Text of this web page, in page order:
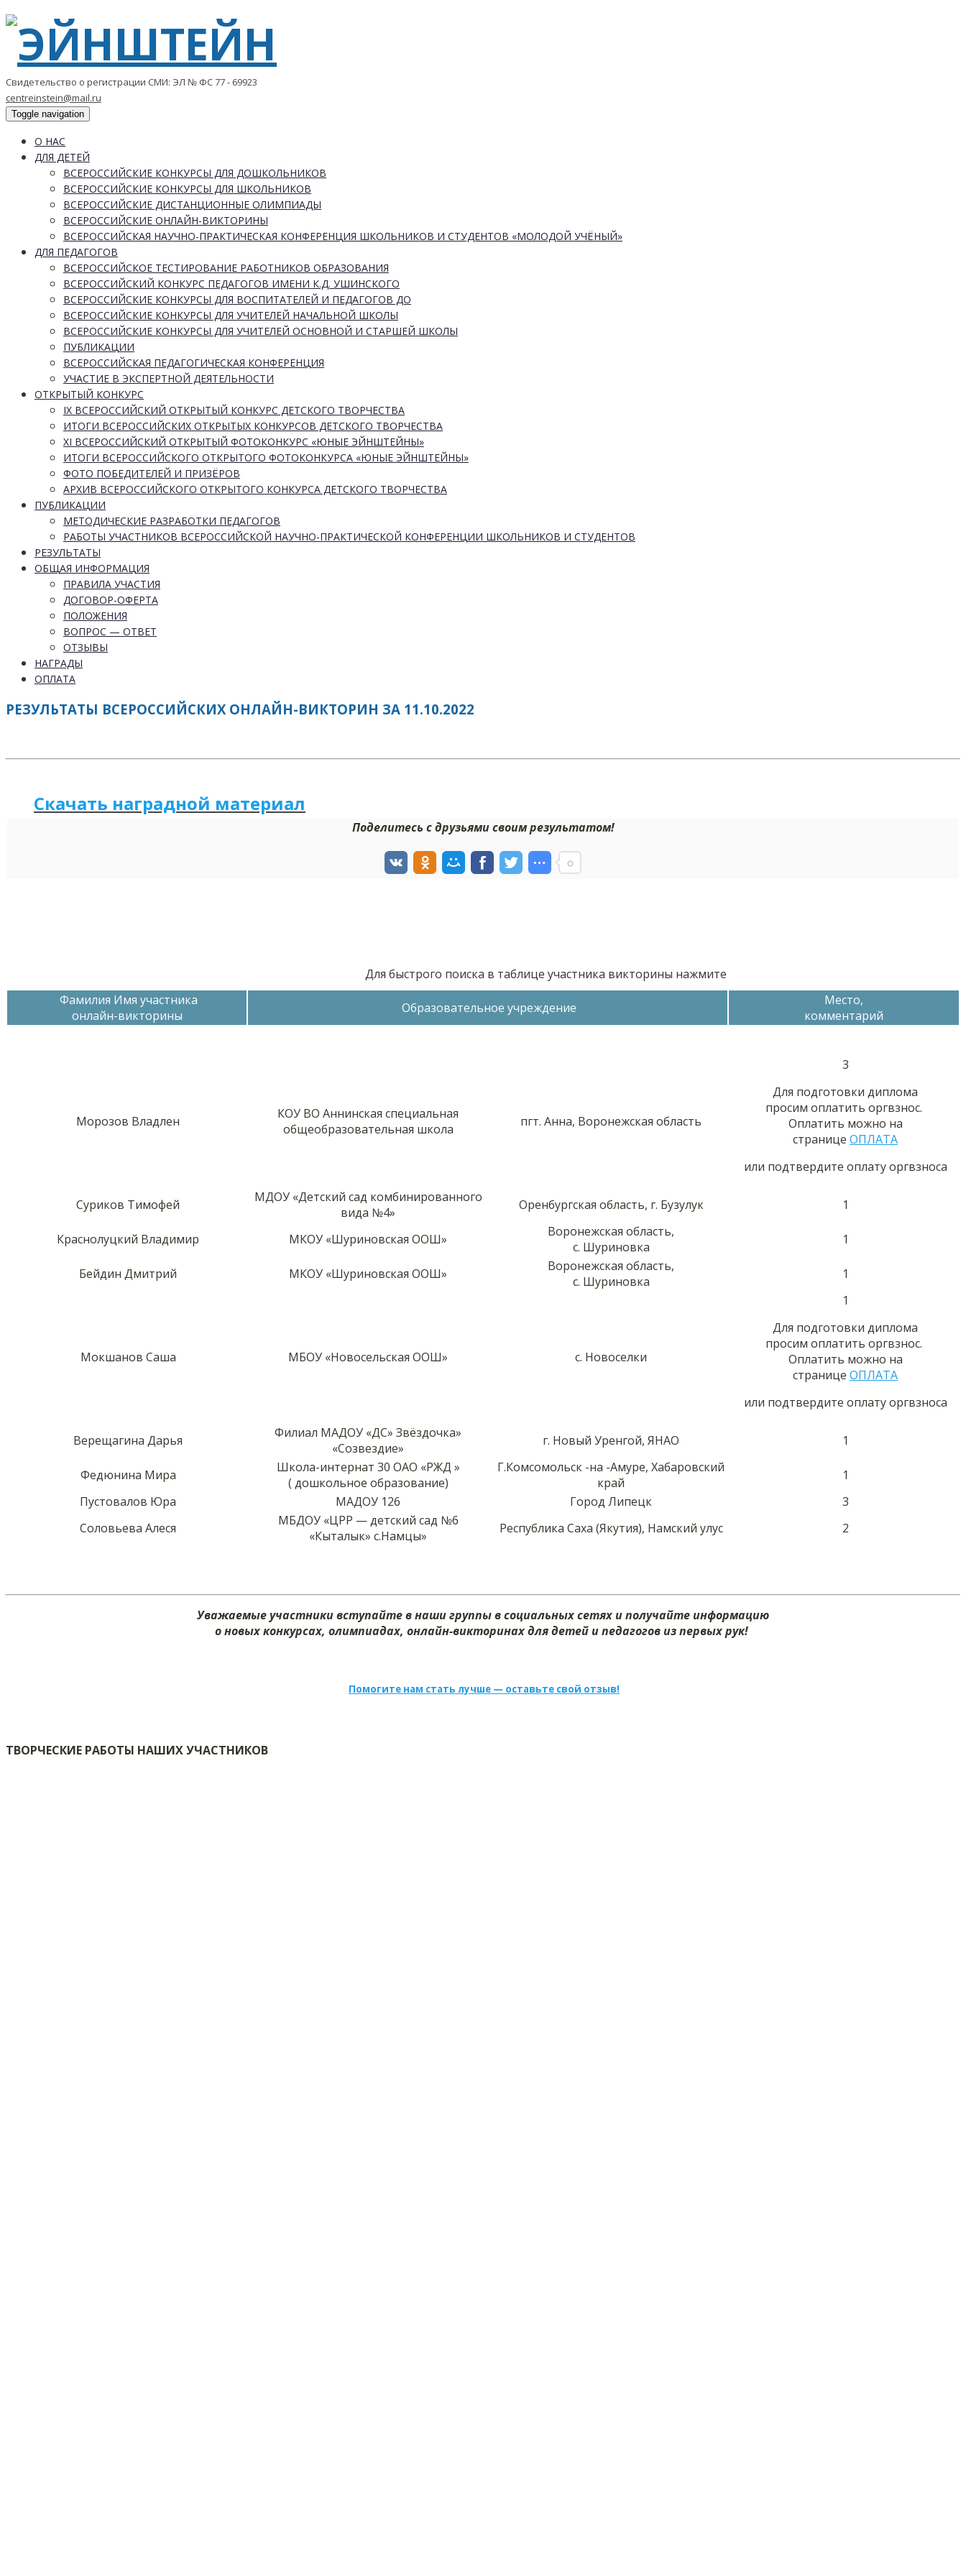
Свидетельство о регистрации СМИ: ЭЛ № ФС 77 - 69923
centreinstein@mail.ru
Toggle navigation
О НАС
ДЛЯ ДЕТЕЙ
ВСЕРОССИЙСКИЕ КОНКУРСЫ ДЛЯ ДОШКОЛЬНИКОВ
ВСЕРОССИЙСКИЕ КОНКУРСЫ ДЛЯ ШКОЛЬНИКОВ
ВСЕРОССИЙСКИЕ ДИСТАНЦИОННЫЕ ОЛИМПИАДЫ
ВСЕРОССИЙСКИЕ ОНЛАЙН-ВИКТОРИНЫ
ВСЕРОССИЙСКАЯ НАУЧНО-ПРАКТИЧЕСКАЯ КОНФЕРЕНЦИЯ ШКОЛЬНИКОВ И СТУДЕНТОВ «МОЛОДОЙ УЧЁНЫЙ»
ДЛЯ ПЕДАГОГОВ
ВСЕРОССИЙСКОЕ ТЕСТИРОВАНИЕ РАБОТНИКОВ ОБРАЗОВАНИЯ
ВСЕРОССИЙСКИЙ КОНКУРС ПЕДАГОГОВ ИМЕНИ К.Д. УШИНСКОГО
ВСЕРОССИЙСКИЕ КОНКУРСЫ ДЛЯ ВОСПИТАТЕЛЕЙ И ПЕДАГОГОВ ДО
ВСЕРОССИЙСКИЕ КОНКУРСЫ ДЛЯ УЧИТЕЛЕЙ НАЧАЛЬНОЙ ШКОЛЫ
ВСЕРОССИЙСКИЕ КОНКУРСЫ ДЛЯ УЧИТЕЛЕЙ ОСНОВНОЙ И СТАРШЕЙ ШКОЛЫ
ПУБЛИКАЦИИ
ВСЕРОССИЙСКАЯ ПЕДАГОГИЧЕСКАЯ КОНФЕРЕНЦИЯ
УЧАСТИЕ В ЭКСПЕРТНОЙ ДЕЯТЕЛЬНОСТИ
ОТКРЫТЫЙ КОНКУРС
IX ВСЕРОССИЙСКИЙ ОТКРЫТЫЙ КОНКУРС ДЕТСКОГО ТВОРЧЕСТВА
ИТОГИ ВСЕРОССИЙСКИХ ОТКРЫТЫХ КОНКУРСОВ ДЕТСКОГО ТВОРЧЕСТВА
XI ВСЕРОССИЙСКИЙ ОТКРЫТЫЙ ФОТОКОНКУРС «ЮНЫЕ ЭЙНШТЕЙНЫ»
ИТОГИ ВСЕРОССИЙСКОГО ОТКРЫТОГО ФОТОКОНКУРСА «ЮНЫЕ ЭЙНШТЕЙНЫ»
ФОТО ПОБЕДИТЕЛЕЙ И ПРИЗЁРОВ
АРХИВ ВСЕРОССИЙСКОГО ОТКРЫТОГО КОНКУРСА ДЕТСКОГО ТВОРЧЕСТВА
ПУБЛИКАЦИИ
МЕТОДИЧЕСКИЕ РАЗРАБОТКИ ПЕДАГОГОВ
РАБОТЫ УЧАСТНИКОВ ВСЕРОССИЙСКОЙ НАУЧНО-ПРАКТИЧЕСКОЙ КОНФЕРЕНЦИИ ШКОЛЬНИКОВ И СТУДЕНТОВ
РЕЗУЛЬТАТЫ
ОБЩАЯ ИНФОРМАЦИЯ
ПРАВИЛА УЧАСТИЯ
ДОГОВОР-ОФЕРТА
ПОЛОЖЕНИЯ
ВОПРОС — ОТВЕТ
ОТЗЫВЫ
НАГРАДЫ
ОПЛАТА
РЕЗУЛЬТАТЫ ВСЕРОССИЙСКИХ ОНЛАЙН-ВИКТОРИН ЗА 11.10.2022
Скачать наградной материал
Поделитесь с друзьями своим результатом!
Для быстрого поиска в таблице участника викторины нажмите
Фамилия Имя участника
онлайн-викторины
Образовательное учреждение
Место,
комментарий
Морозов Владлен
КОУ ВО Аннинская специальная
общеобразовательная школа
пгт. Анна, Воронежская область
3
Для подготовки диплома
просим оплатить оргвзнос.
Оплатить можно на
странице ОПЛАТА
или подтвердите оплату оргвзноса
Суриков Тимофей
МДОУ «Детский сад комбинированного
вида №4»
Оренбургская область, г. Бузулук 1
Краснолуцкий Владимир МКОУ «Шуриновская ООШ»
Воронежская область,
с. Шуриновка
1
Бейдин Дмитрий МКОУ «Шуриновская ООШ»
Воронежская область,
с. Шуриновка
1
Мокшанов Саша МБОУ «Новосельская ООШ» с. Новоселки
1
Для подготовки диплома
просим оплатить оргвзнос.
Оплатить можно на
странице ОПЛАТА
или подтвердите оплату оргвзноса
Верещагина Дарья
Филиал МАДОУ «ДС» Звёздочка»
«Созвездие»
г. Новый Уренгой, ЯНАО 1
Федюнина Мира
Школа-интернат 30 ОАО «РЖД »
( дошкольное образование)
Г.Комсомольск -на -Амуре, Хабаровский
край
1
Пустовалов Юра
МАДОУ 126 Город Липецк
3
Соловьева Алеся
МБДОУ «ЦРР — детский сад №6
«Кыталык» с.Намцы»
Республика Саха (Якутия), Намский улус 2
Уважаемые участники вступайте в наши группы в социальных сетях и получайте информацию
о новых конкурсах, олимпиадах, онлайн-викторинах для детей и педагогов из первых рук!
Помогите нам стать лучше — оставьте свой отзыв!
ТВОРЧЕСКИЕ РАБОТЫ НАШИХ УЧАСТНИКОВ